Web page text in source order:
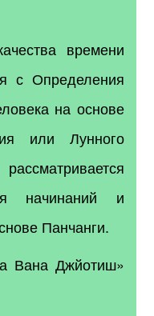
времени
с Определения
на основе
или Лунного
начинаний и
Панчанги.
Вана Джйотиш»